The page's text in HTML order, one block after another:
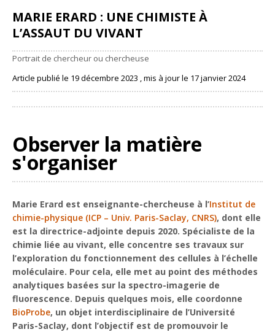
MARIE ERARD : UNE CHIMISTE À
L’ASSAUT DU VIVANT
Portrait de chercheur ou chercheuse
Article publié le 19 décembre 2023 , mis à jour le 17 janvier 2024
Observer la matière
s'organiser
Marie Erard est enseignante-chercheuse à l’Institut de
chimie-physique (ICP – Univ. Paris-Saclay, CNRS), dont elle
est la directrice-adjointe depuis 2020. Spécialiste de la
chimie liée au vivant, elle concentre ses travaux sur
l’exploration du fonctionnement des cellules à l’échelle
moléculaire. Pour cela, elle met au point des méthodes
analytiques basées sur la spectro-imagerie de
fluorescence. Depuis quelques mois, elle coordonne
BioProbe, un objet interdisciplinaire de l’Université
Paris-Saclay, dont l’objectif est de promouvoir le